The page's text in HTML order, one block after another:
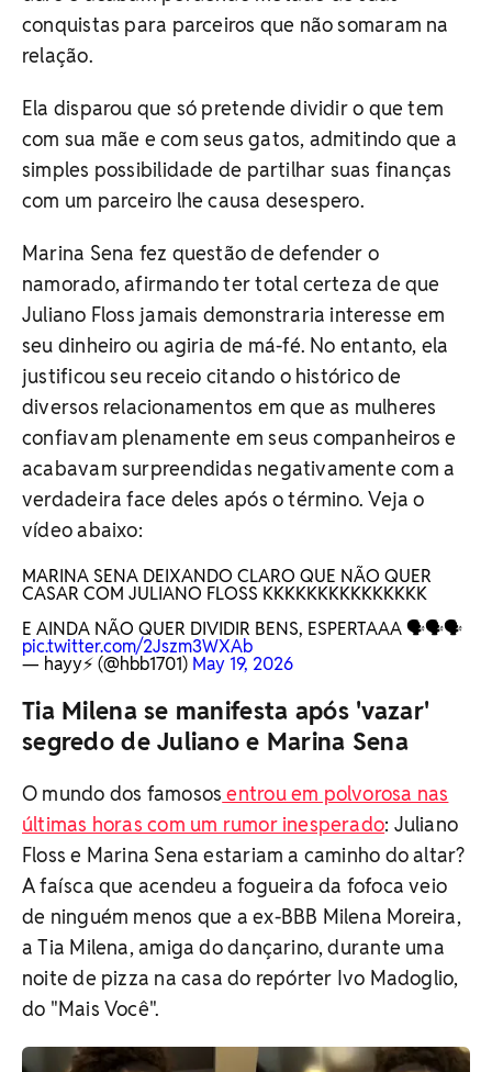
conquistas para parceiros que não somaram na
relação.
Ela disparou que só pretende dividir o que tem
com sua mãe e com seus gatos, admitindo que a
simples possibilidade de partilhar suas finanças
com um parceiro lhe causa desespero.
Marina Sena fez questão de defender o
namorado, afirmando ter total certeza de que
Juliano Floss jamais demonstraria interesse em
seu dinheiro ou agiria de má-fé. No entanto, ela
justificou seu receio citando o histórico de
diversos relacionamentos em que as mulheres
confiavam plenamente em seus companheiros e
acabavam surpreendidas negativamente com a
verdadeira face deles após o término. Veja o
vídeo abaixo:
MARINA SENA DEIXANDO CLARO QUE NÃO QUER
CASAR COM JULIANO FLOSS KKKKKKKKKKKKKKK
E AINDA NÃO QUER DIVIDIR BENS, ESPERTAAA 🗣️🗣️🗣️
pic.twitter.com/2Jszm3WXAb
— hayy⚡️ (@hbb1701) May 19, 2026
Tia Milena se manifesta após 'vazar'
segredo de Juliano e Marina Sena
O mundo dos famosos entrou em polvorosa nas
últimas horas com um rumor inesperado: Juliano
Floss e Marina Sena estariam a caminho do altar?
A faísca que acendeu a fogueira da fofoca veio
de ninguém menos que a ex-BBB Milena Moreira,
a Tia Milena, amiga do dançarino, durante uma
noite de pizza na casa do repórter Ivo Madoglio,
do "Mais Você".